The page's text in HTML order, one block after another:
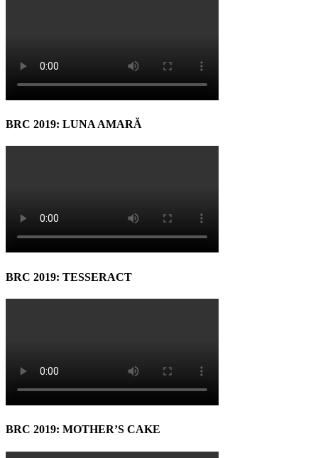
BRC 2019: LUNA AMARĂ
BRC 2019: TESSERACT
BRC 2019: MOTHER’S CAKE